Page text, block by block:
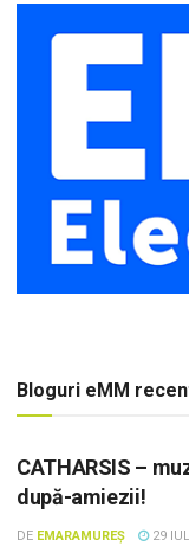
Bloguri eMM
CATHARSIS –
după-amiezii!
DE EMARAMUREȘ 29